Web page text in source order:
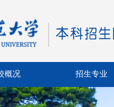
概况 招生专业